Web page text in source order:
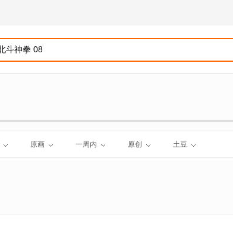
原画 一周内 原创 土豆